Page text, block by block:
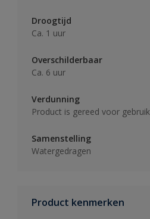
Droogtijd
Ca. 1 uur
Overschilderbaar
Ca. 6 uur
Verdunning
Product is gereed voor gebruik
Samenstelling
Watergedragen
Product kenmerken